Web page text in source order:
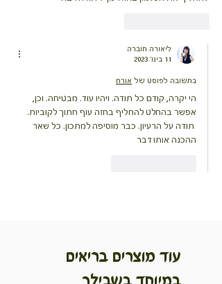
ליאורה חוברה
11 בינו׳ 2023
בתשובה לפוסט של אורח
הי יקרה, קודם כל תודה. ויהיו עוד. מבטיחה. וכן,
אפשר בהחלט להחליף בחזה עוף חתוך לקוביות.
תודה על הרעיון. כבר מוסיפה למתכון. כל שאר
ההכנה אותו דבר
עוד מוצרים בריאים